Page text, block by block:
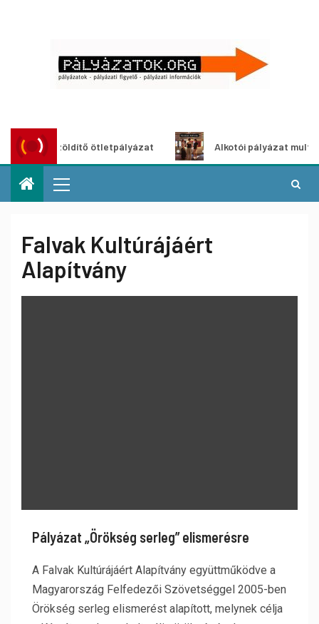
ötletpályázat Alkotói pályázat multimédia-
Falvak Kultúrájáért
Alapítvány
Pályázat „Örökség serleg” elismerésre
A Falvak Kultúrájáért Alapítvány együttműködve a
Magyarország Felfedezői Szövetséggel 2005-ben
Örökség serleg elismerést alapított, melynek célja